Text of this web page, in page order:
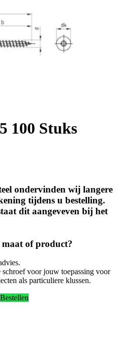
100 Stuks
ondervinden wij langere
tijdens u bestelling.
dit aangeveven bij het
of product?
voor jouw toepassing voor
als particuliere klussen.
Bestellen